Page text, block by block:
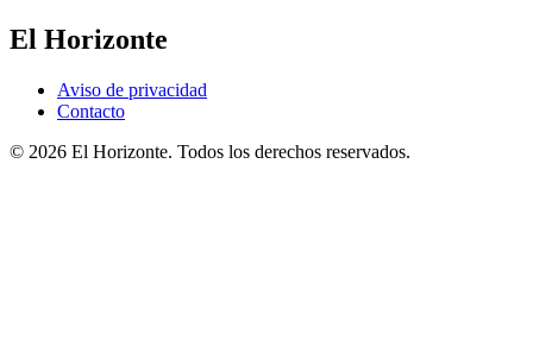
El Horizonte
Aviso de privacidad
Contacto
© 2026 El Horizonte. Todos los derechos reservados.